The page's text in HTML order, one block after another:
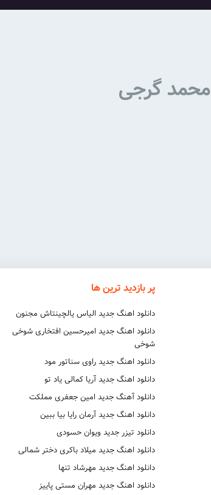
محمد گرجی
پر بازدید ترین ها
دانلود اهنگ جدید الیاس یالچینتاش مجنون
دانلود اهنگ جدید امیرحسین افتخاری شوخی
شوخی
دانلود اهنگ جدید راوی سناتور مود
دانلود اهنگ جدید آریا کمالی یاد تو
دانلود آهنگ جدید امین جعفری مملکت
دانلود اهنگ جدید آرمان رایا بیا ببین
دانلود تیزر جدید ویوان حسودی
دانلود اهنگ جدید میلاد باکری دختر شمالی
دانلود اهنگ جدید مهرشاد تنها
دانلود اهنگ جدید مهران مستی پاییز